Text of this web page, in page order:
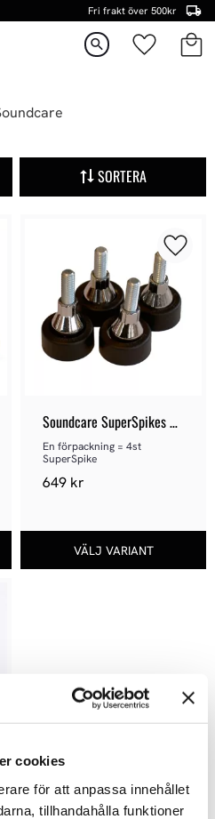
cookies
för att anpassa innehållet
tillhandahålla funktioner
Fri frakt över 500kr
search Favoriter
SORTERA
till i favoriter
Soundcare SuperSpikes
Spike
En förpackning = 4st
SuperSpike
649 kr
Lägg
till i favoriter